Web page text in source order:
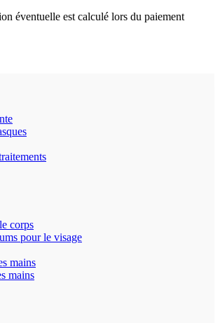
éventuelle est calculé lors du paiement
corps
pour le visage
mains
mains